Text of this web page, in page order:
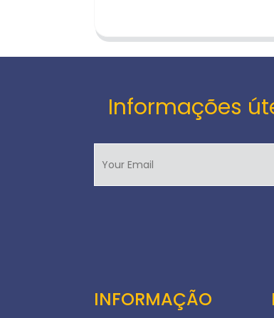
Informações
INFORMAÇÃO